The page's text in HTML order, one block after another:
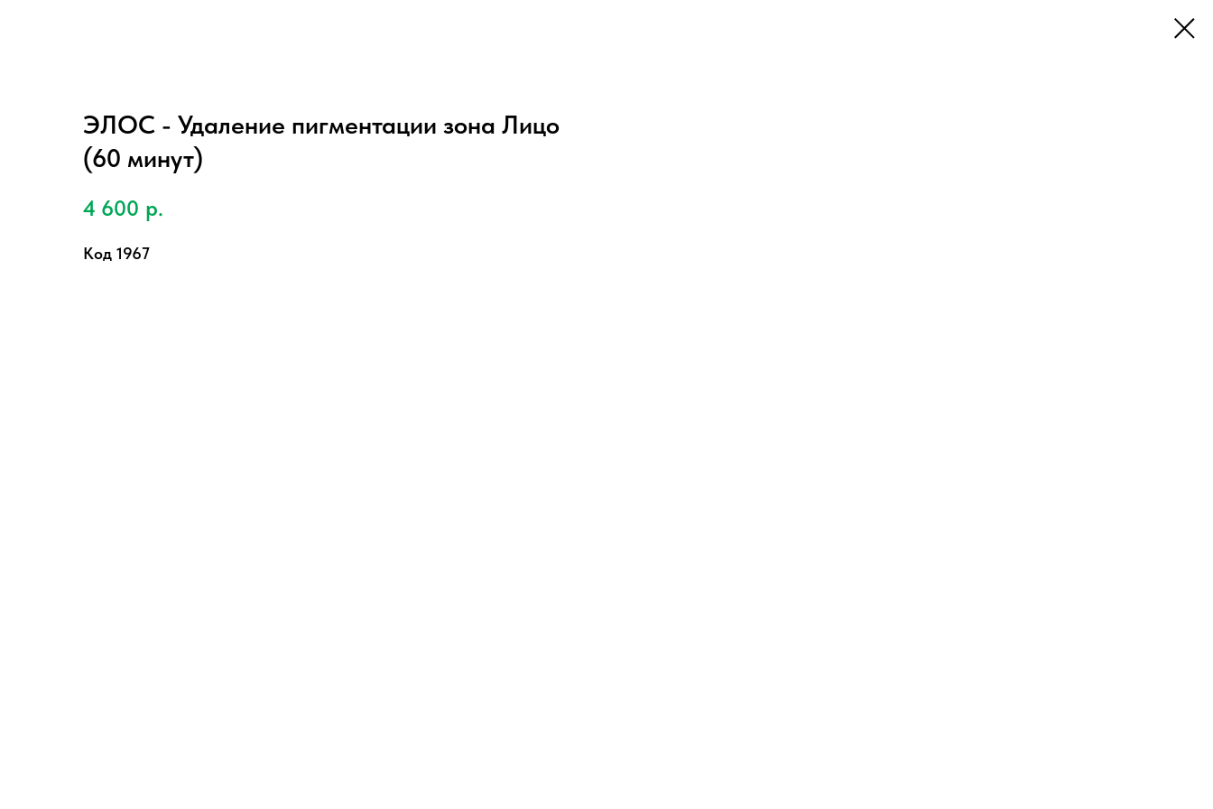
ЭЛОС - Удаление пигментации зона Лицо
(60 минут)
4 600 р.
Код 1967